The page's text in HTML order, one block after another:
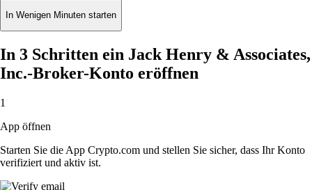
In Wenigen Minuten starten
In 3 Schritten ein Jack Henry & Associates,
Inc.-Broker-Konto eröffnen
1
App öffnen
Starten Sie die App Crypto.com und stellen Sie sicher, dass Ihr Konto
verifiziert und aktiv ist.